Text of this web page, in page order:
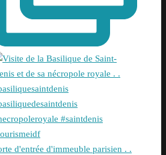
d'entrée d'immeuble parisien . .